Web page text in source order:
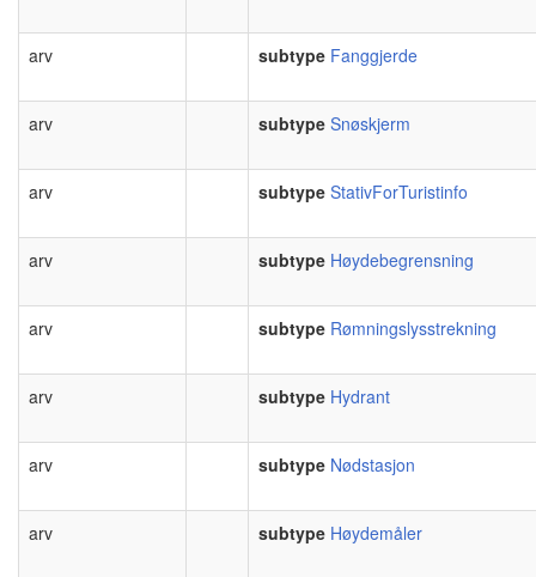
arv subtype Fanggjerde
arv subtype Snøskjerm
arv subtype StativForTuristinfo
arv subtype Høydebegrensning
arv subtype Rømningslysstrekning
arv subtype Hydrant
arv subtype Nødstasjon
arv subtype Høydemåler